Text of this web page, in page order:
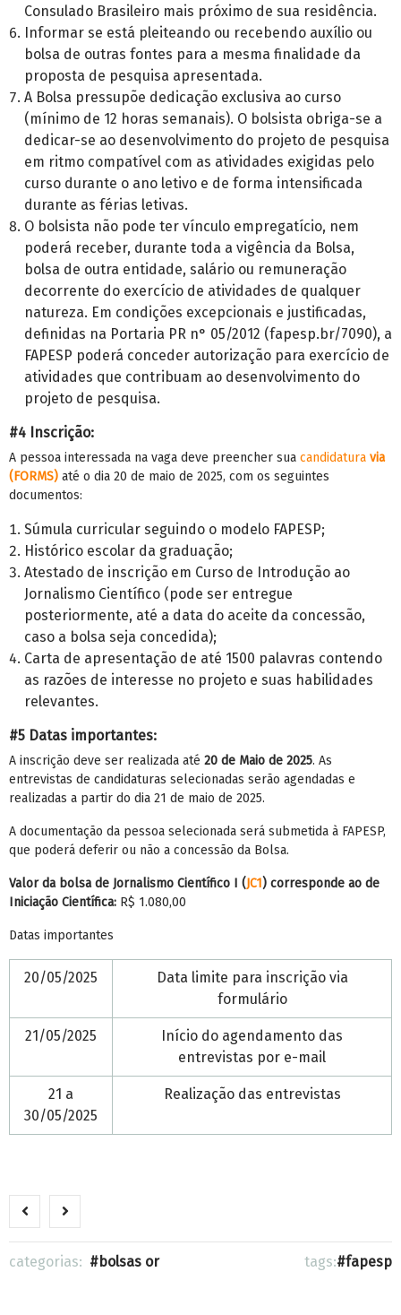
Consulado Brasileiro mais próximo de sua residência.
Informar se está pleiteando ou recebendo auxílio ou
bolsa de outras fontes para a mesma finalidade da
proposta de pesquisa apresentada.
A Bolsa pressupõe dedicação exclusiva ao curso
(mínimo de 12 horas semanais). O bolsista obriga-se a
dedicar-se ao desenvolvimento do projeto de pesquisa
em ritmo compatível com as atividades exigidas pelo
curso durante o ano letivo e de forma intensificada
durante as férias letivas.
O bolsista não pode ter vínculo empregatício, nem
poderá receber, durante toda a vigência da Bolsa,
bolsa de outra entidade, salário ou remuneração
decorrente do exercício de atividades de qualquer
natureza. Em condições excepcionais e justificadas,
definidas na Portaria PR n° 05/2012 (fapesp.br/7090), a
FAPESP poderá conceder autorização para exercício de
atividades que contribuam ao desenvolvimento do
projeto de pesquisa.
#4 Inscrição:
A pessoa interessada na vaga deve preencher sua candidatura via
(FORMS) até o dia 20 de maio de 2025, com os seguintes
documentos:
Súmula curricular seguindo o modelo FAPESP;
Histórico escolar da graduação;
Atestado de inscrição em Curso de Introdução ao
Jornalismo Científico (pode ser entregue
posteriormente, até a data do aceite da concessão,
caso a bolsa seja concedida);
Carta de apresentação de até 1500 palavras contendo
as razões de interesse no projeto e suas habilidades
relevantes.
#5 Datas importantes:
A inscrição deve ser realizada até 20 de Maio de 2025. As
entrevistas de candidaturas selecionadas serão agendadas e
realizadas a partir do dia 21 de maio de 2025.
A documentação da pessoa selecionada será submetida à FAPESP,
que poderá deferir ou não a concessão da Bolsa.
Valor da bolsa de Jornalismo Científico I (JC1) corresponde ao de
Iniciação Científica: R$ 1.080,00
Datas importantes
20/05/2025
Data limite para inscrição via
formulário
21/05/2025
Início do agendamento das
entrevistas por e-mail
21 a
30/05/2025
Realização das entrevistas
categorias: bolsas or tags: fapesp